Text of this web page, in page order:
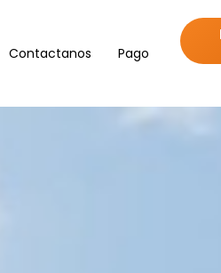
Contactanos Pago